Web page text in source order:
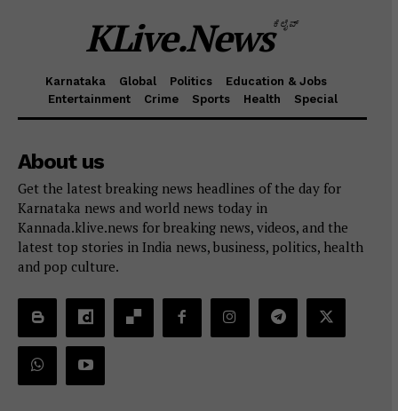
KLive.Newsಕೆಲೈವ್
Karnataka Global Politics
Education & Jobs
Entertainment
Crime Sports Health Special
About us
Get the latest breaking news headlines of the day for
Karnataka news and world news today in
Kannada.klive.news for breaking news, videos, and the
latest top stories in India news, business, politics, health
and pop culture.